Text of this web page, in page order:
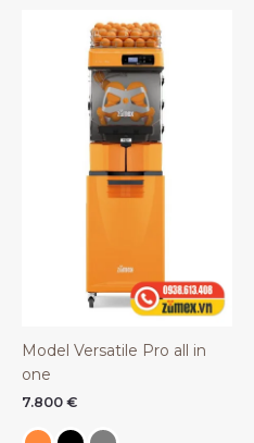
Model Versatile Pro all in
one
7.800 €